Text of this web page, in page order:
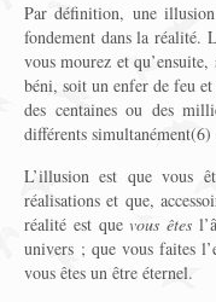
Par définition, une illusion
fondement dans la réalité.
vous mourez et
béni, soit un enfer de feu
des centaines ou des
différents simultanément(6)
L’illusion est que vous
réalisations et que,
réalité est quevous êtes
univers ; que vous faites
vous êtes un être éternel.